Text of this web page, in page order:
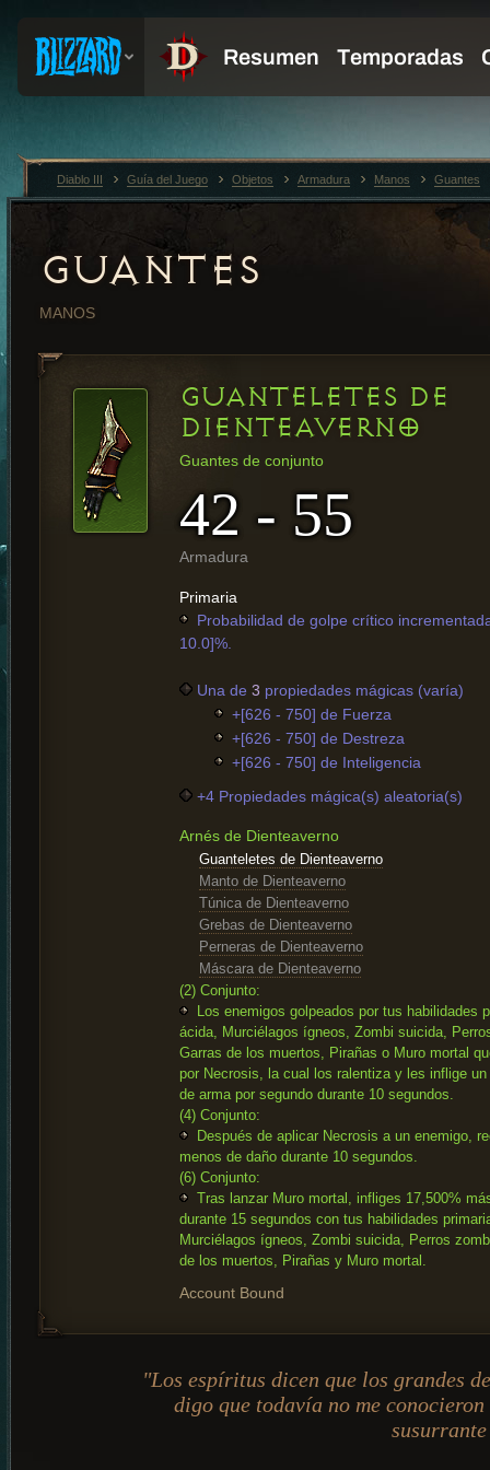
GUANTES
MANOS
GUANTELETES DE
DIENTEAVERNO
Guantes de conjunto
42 - 55
Armadura
Primaria
Probabilidad de golpe crítico
10.0]%.
Una de 3 propiedades mágicas (varía)
+[626 - 750] de Fuerza
+[626 - 750] de Destreza
+[626 - 750] de Inteligencia
+4 Propiedades mágica(s) aleatoria(s)
Arnés de Dienteaverno
Guanteletes de Dienteaverno
Manto de Dienteaverno
Túnica de Dienteaverno
Grebas de Dienteaverno
Perneras de Dienteaverno
Máscara de Dienteaverno
(2) Conjunto:
Los enemigos golpeados por tus habilidades
ácida, Murciélagos ígneos, Zombi suicida,
Garras de los muertos, Pirañas o Muro mortal
por Necrosis, la cual los ralentiza y les inflige un
de arma por segundo durante 10 segundos.
(4) Conjunto:
Después de aplicar Necrosis a un enemigo,
menos de daño durante 10 segundos.
(6) Conjunto:
Tras lanzar Muro mortal, infliges 17,500%
durante 15 segundos con tus habilidades
Murciélagos ígneos, Zombi suicida, Perros
de los muertos, Pirañas y Muro mortal.
Account Bound
"Los espíritus dicen que los grandes
digo que todavía no me
susurrante
Diablo III Guía del Juego Objetos Armadura Manos Guantes